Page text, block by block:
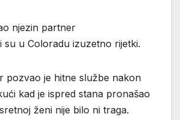
njezin partner
su u Coloradu izuzetno rijetki.
pozvao je hitne službe nakon
kad je ispred stana pronašao
ženi nije bilo ni traga.